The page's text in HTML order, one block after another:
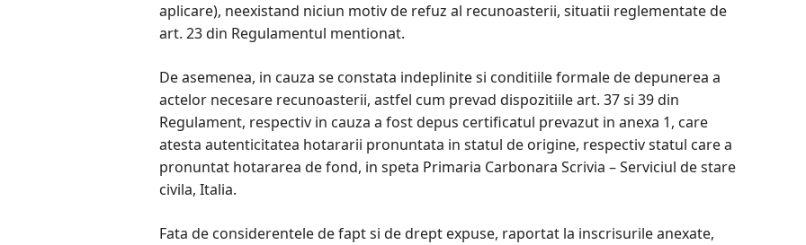
aplicare), neexistand niciun motiv de refuz al recunoasterii, situatii reglementate de
art. 23 din Regulamentul mentionat.
De asemenea, in cauza se constata indeplinite si conditiile formale de depunerea a
actelor necesare recunoasterii, astfel cum prevad dispozitiile art. 37 si 39 din
Regulament, respectiv in cauza a fost depus certificatul prevazut in anexa 1, care
atesta autenticitatea hotararii pronuntata in statul de origine, respectiv statul care a
pronuntat hotararea de fond, in speta Primaria Carbonara Scrivia – Serviciul de stare
civila, Italia.
Fata de considerentele de fapt si de drept expuse, raportat la inscrisurile anexate,